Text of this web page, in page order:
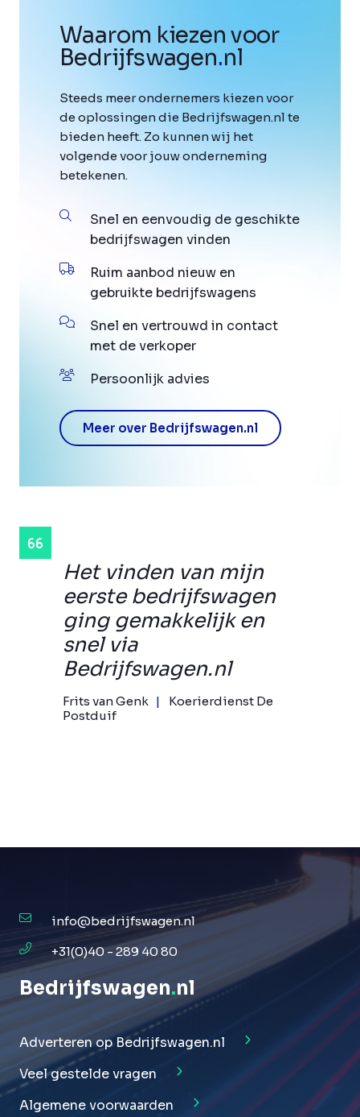
Het vinden van mijn
eerste bedrijfswagen
ging gemakkelijk en
snel via
Bedrijfswagen.nl
Frits van Genk
Koerierdienst De
Postduif
Waarom kiezen voor
Bedrijfswagen.nl
Steeds meer ondernemers kiezen voor
de oplossingen die Bedrijfswagen.nl te
bieden heeft. Zo kunnen wij het
volgende voor jouw onderneming
betekenen.
Snel en eenvoudig de geschikte
bedrijfswagen vinden
Ruim aanbod nieuw en
gebruikte bedrijfswagens
Snel en vertrouwd in contact
met de verkoper
Persoonlijk advies
Meer over Bedrijfswagen.nl
info@bedrijfswagen.nl
+31(0)40 - 289 40 80
Bedrijfswagen.nl
Adverteren op Bedrijfswagen.nl
Veel gestelde vragen
Algemene voorwaarden